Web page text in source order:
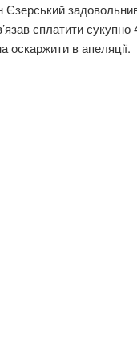
сплатити
оскаржити в апеляції.